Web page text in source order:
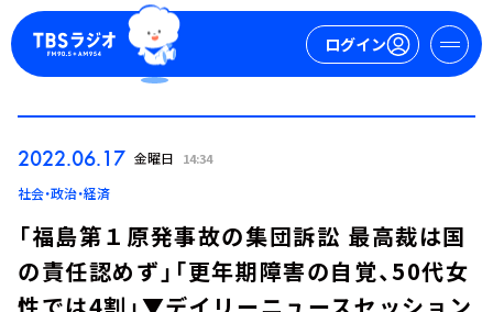
ログイン
2022.06.17 金曜日 14:34
社会・政治・経済
「福島第１原発事故の集団訴訟 最高裁は国
の責任認めず」「更年期障害の自覚、50代女